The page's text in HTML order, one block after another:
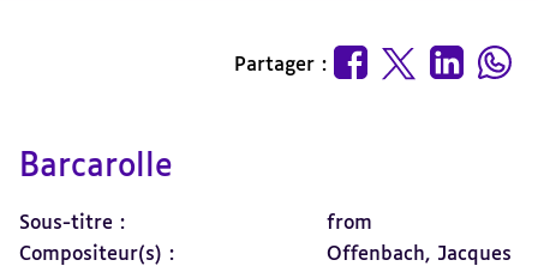
Partager :
Barcarolle
Sous-titre :
from
Compositeur(s) :
Offenbach, Jacques